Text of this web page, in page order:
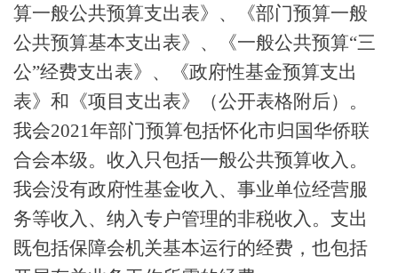
算一般公共预算支出表》、《部门预算一般
公共预算基本支出表》、《一般公共预算“三
公”经费支出表》、《政府性基金预算支出
表》和《项目支出表》（公开表格附后）。
我会2021年部门预算包括怀化市归国华侨联
合会本级。收入只包括一般公共预算收入。
我会没有政府性基金收入、事业单位经营服
务等收入、纳入专户管理的非税收入。支出
既包括保障会机关基本运行的经费，也包括